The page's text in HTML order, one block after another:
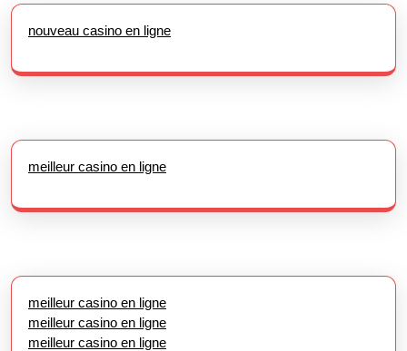
nouveau casino en ligne
meilleur casino en ligne
meilleur casino en ligne
meilleur casino en ligne
meilleur casino en ligne